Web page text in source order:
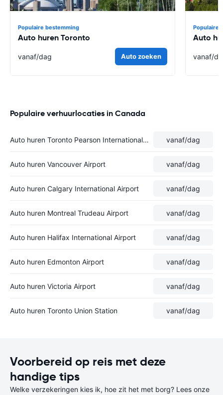
Populaire bestemming
Auto huren Toronto
vanaf/dag Auto zoeken
Populaire
Auto
vanaf/
Populaire verhuurlocaties in Canada
Auto huren Toronto Pearson International Airport vanaf/dag
Auto huren Vancouver Airport vanaf/dag
Auto huren Calgary International Airport vanaf/dag
Auto huren Montreal Trudeau Airport vanaf/dag
Auto huren Halifax International Airport vanaf/dag
Auto huren Edmonton Airport vanaf/dag
Auto huren Victoria Airport vanaf/dag
Auto huren Toronto Union Station vanaf/dag
Voorbereid op reis met deze
handige tips
Welke verzekeringen kies ik, hoe zit het met borg? Lees onze